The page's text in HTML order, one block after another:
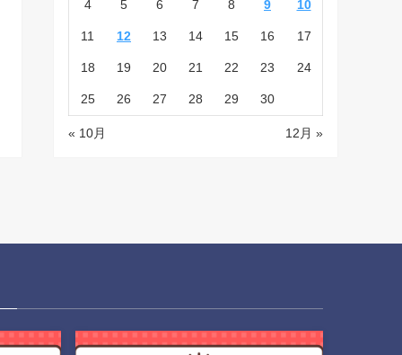
4 5 6 7 8 9 10
11 12 13 14 15 16 17
18 19 20 21 22 23 24
25 26 27 28 29 30
« 10月 12月 »